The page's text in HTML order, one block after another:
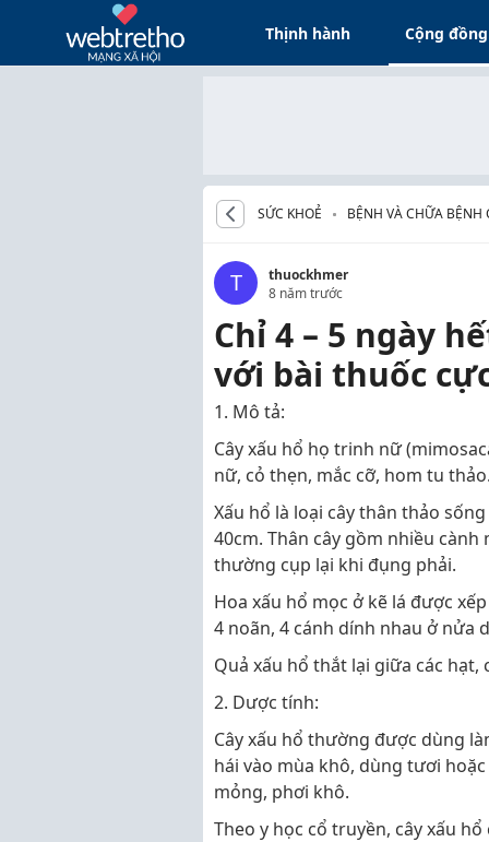
Thịnh hành Cộng đồng
SỨC KHOẺ BỆNH VÀ CHỮA BỆNH
T
thuockhmer
8 năm trước
Chỉ 4 – 5 ngày
với bài thuốc
1. Mô tả:
Cây xấu hổ họ trinh nữ
nữ, cỏ thẹn, mắc cỡ, hom tu
Xấu hổ là loại cây thân thảo
40cm. Thân cây gồm nhiều cành
thường cụp lại khi đụng phải.
Hoa xấu hổ mọc ở kẽ lá được
4 noãn, 4 cánh dính nhau ở nửa
Quả xấu hổ thắt lại giữa các hạt,
2. Dược tính:
Cây xấu hổ thường được dùng
hái vào mùa khô, dùng tươi
mỏng, phơi khô.
Theo y học cổ truyền, cây xấu